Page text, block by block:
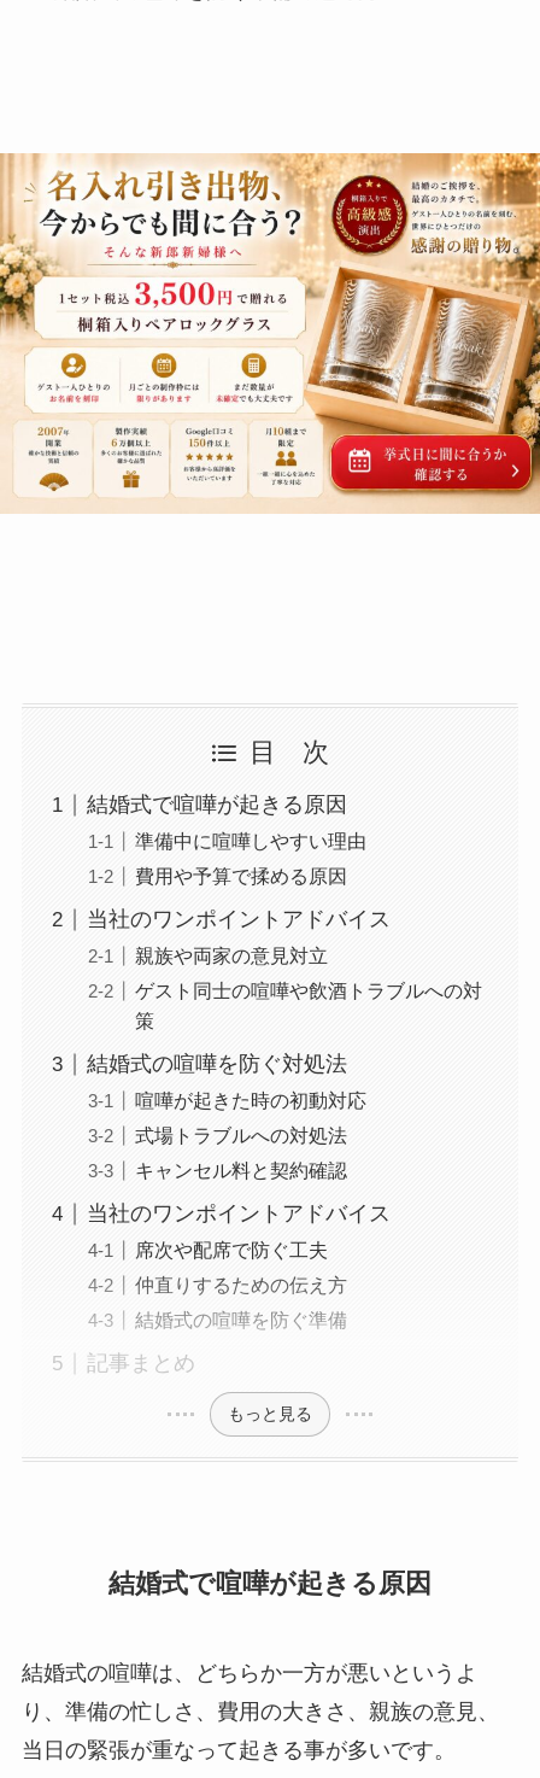
目 次
結婚式で喧嘩が起きる原因
準備中に喧嘩しやすい理由
費用や予算で揉める原因
当社のワンポイントアドバイス
親族や両家の意見対立
ゲスト同士の喧嘩や飲酒トラブルへの対
策
結婚式の喧嘩を防ぐ対処法
喧嘩が起きた時の初動対応
式場トラブルへの対処法
キャンセル料と契約確認
当社のワンポイントアドバイス
席次や配席で防ぐ工夫
仲直りするための伝え方
結婚式の喧嘩を防ぐ準備
記事まとめ
もっと見る
結婚式で喧嘩が起きる原因
結婚式の喧嘩は、どちらか一方が悪いというよ
り、準備の忙しさ、費用の大きさ、親族の意見、
当日の緊張が重なって起きる事が多いです。